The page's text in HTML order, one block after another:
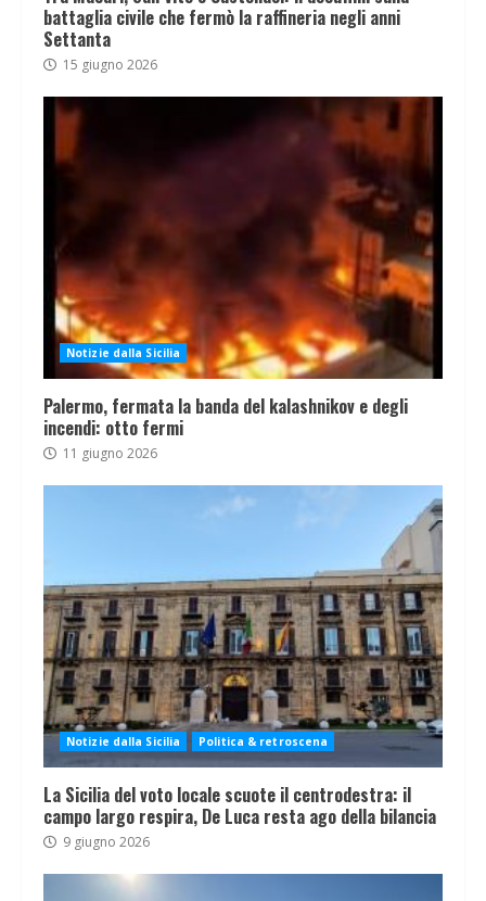
battaglia civile che fermò la raffineria negli anni
Settanta
15 giugno 2026
Notizie dalla Sicilia
Palermo, fermata la banda del kalashnikov e degli
incendi: otto fermi
11 giugno 2026
Notizie dalla Sicilia Politica & retroscena
La Sicilia del voto locale scuote il centrodestra: il
campo largo respira, De Luca resta ago della bilancia
9 giugno 2026